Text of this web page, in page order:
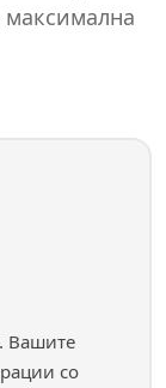
Вашите
со